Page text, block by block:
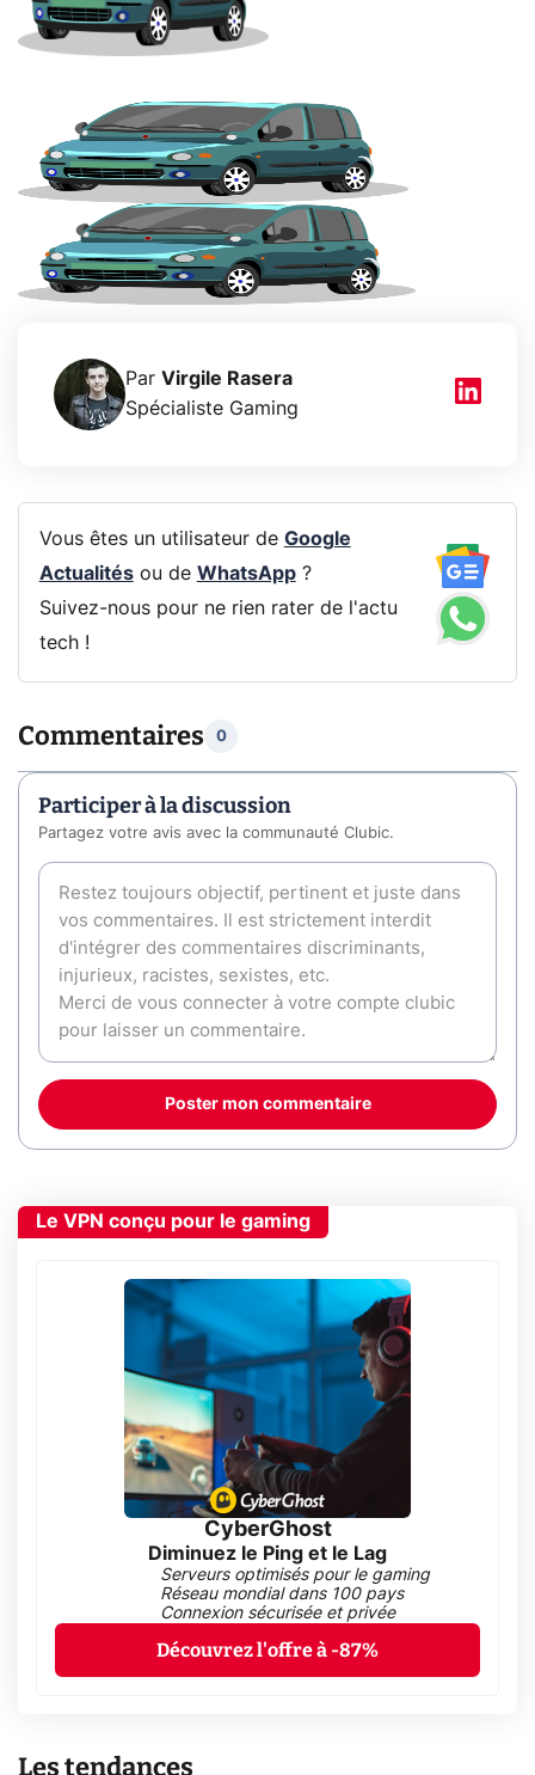
Par Virgile Rasera
Spécialiste Gaming
Vous êtes un utilisateur de Google
Actualitésou de WhatsApp?
Suivez-nous pour ne rien rater de l'actu
tech !
Commentaires 0
Participer à la discussion
Partagez votre avis avec la communauté Clubic.
Poster mon commentaire
Le VPN conçu pour le gaming
CyberGhost
Diminuez le Ping et le Lag
Serveurs optimisés pour le gaming
Réseau mondial dans 100 pays
Connexion sécurisée et privée
Découvrez l'offre à -87%
Les tendances